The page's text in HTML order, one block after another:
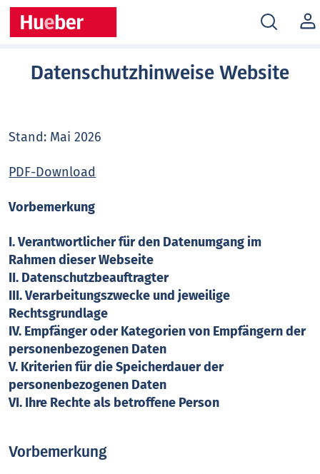
MEIN
Datenschutzhinweise Website
Stand: Mai 2026
PDF-Download
Vorbemerkung
I. Verantwortlicher für den Datenumgang im
Rahmen dieser Webseite
II. Datenschutzbeauftragter
III. Verarbeitungszwecke und jeweilige
Rechtsgrundlage
IV. Empfänger oder Kategorien von Empfängern der
personenbezogenen Daten
V. Kriterien für die Speicherdauer der
personenbezogenen Daten
VI. Ihre Rechte als betroffene Person
Vorbemerkung